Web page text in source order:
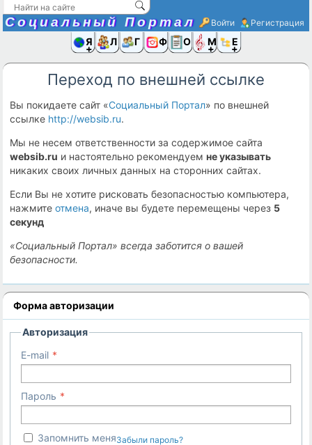
Социальный Портал Войти Регистрация
Я иЛюди
Группы
Фото Ещё
Переход по внешней ссылке
Вы покидаете сайт «Социальный Портал» по внешней
ссылке http://websib.ru.
Мы не несем ответственности за содержимое сайта
websib.ru и настоятельно рекомендуемне указывать
никаких своих личных данных на сторонних сайтах.
Если Вы не хотите рисковать безопасностью компьютера,
нажмитеотмена, иначе вы будете перемещены через 4
секунд
«Социальный Портал» всегда заботится о вашей
безопасности.
Форма авторизации
Авторизация
E-mail
Пароль
Запомнить меняЗабыли пароль?